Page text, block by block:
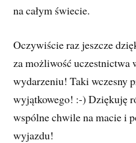
na całym świecie.
Oczywiście raz jeszcze
za możliwość
wydarzeniu! Taki wczesny
wyjątkowego! :-) Dziękuję
wspólne chwile na macie i
wyjazdu!